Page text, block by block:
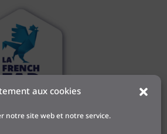
aux cookies
notre site web et notre service.